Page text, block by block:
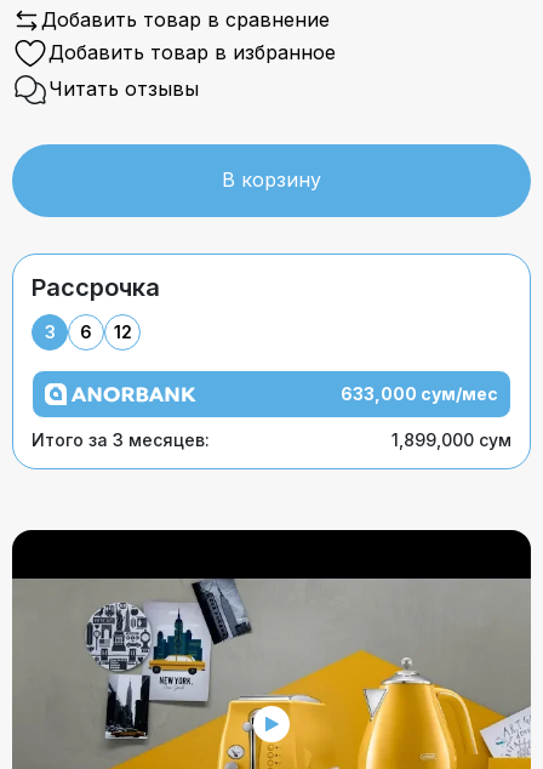
Добавить товар в сравнение
Добавить товар в избранное
Читать отзывы
В корзину
Рассрочка
3 6 12
633,000 сум/мес
Итого за 3 месяцев: 1,899,000 сум